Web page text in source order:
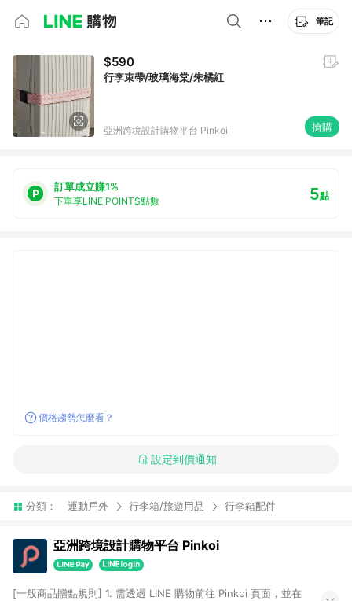
筆記
$590
行李束帶/玻璃海棠/朱橘紅
亞洲跨境設計購物平台 Pinkoi 搶購
訂單成立賺1%
下單享LINE POINTS點數 5點
價格趨勢怎麼看？
設定到價通知
分類： 運動戶外 行李箱/旅遊用品 行李箱配件
亞洲跨境設計購物平台 Pinkoi
[一般商品贈點規則] 1. 需透過 LINE 購物前往 Pinkoi 頁面，並在